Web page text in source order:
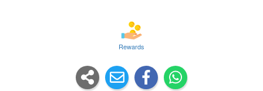
Rewards